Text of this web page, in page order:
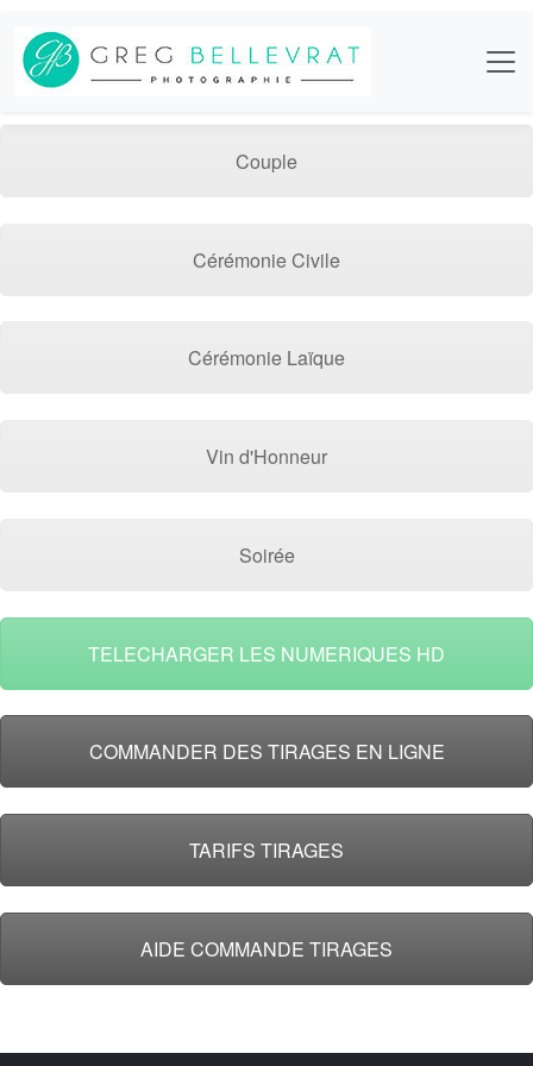
Couple
Cérémonie Civile
Cérémonie Laïque
Vin d'Honneur
Soirée
TELECHARGER LES NUMERIQUES HD
COMMANDER DES TIRAGES EN LIGNE
TARIFS TIRAGES
AIDE COMMANDE TIRAGES